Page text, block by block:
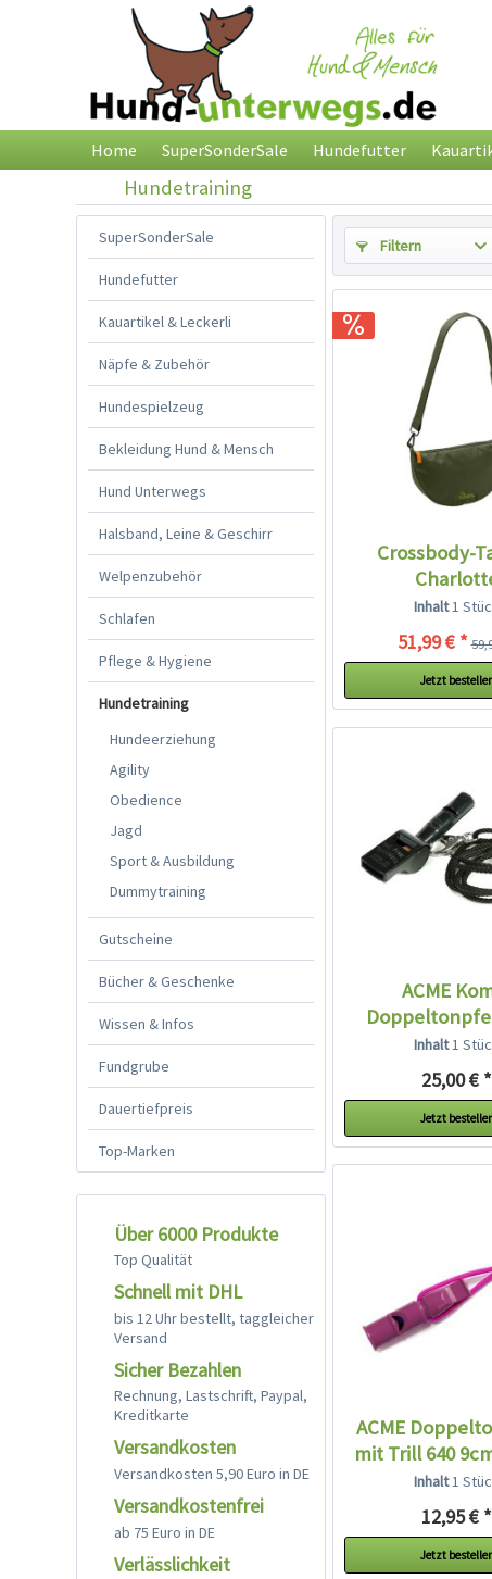
Home SuperSonderSale Hundefutter
Hundetraining
SuperSonderSale
Hundefutter
Kauartikel & Leckerli
Näpfe & Zubehör
Hundespielzeug
Bekleidung Hund & Mensch
Hund Unterwegs
Halsband, Leine & Geschirr
Welpenzubehör
Schlafen
Pflege & Hygiene
Hundetraining
Hundeerziehung
Agility
Obedience
Jagd
Sport & Ausbildung
Dummytraining
Gutscheine
Bücher & Geschenke
Wissen & Infos
Fundgrube
Dauertiefpreis
Top-Marken
Über 6000 Produkte
Top Qualität
Schnell mit DHL
bis 12 Uhr bestellt, taggleicher
Versand
Sicher Bezahlen
Rechnung, Lastschrift, Paypal,
Kreditkarte
Versandkosten
Versandkosten 5,90 Euro in DE
Versandkostenfrei
ab 75 Euro in DE
Verlässlichkeit
Filtern
Crossbody-
Inhalt1
51,99 € *
Jetzt
ACME
schwarz
Inhalt1
25,00 € *
Jetzt
ACME
mit Trill 640
+...
Inhalt1
12,95 € *
Jetzt